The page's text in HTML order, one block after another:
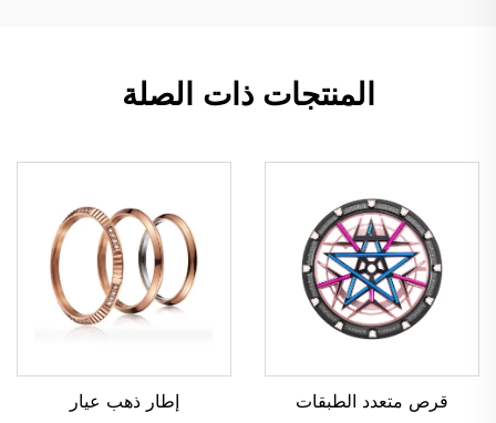
المنتجات ذات الصلة
قرص متعدد الطبقات إطار ذهب عيار